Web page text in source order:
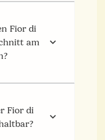
Fior di
am
Fior di